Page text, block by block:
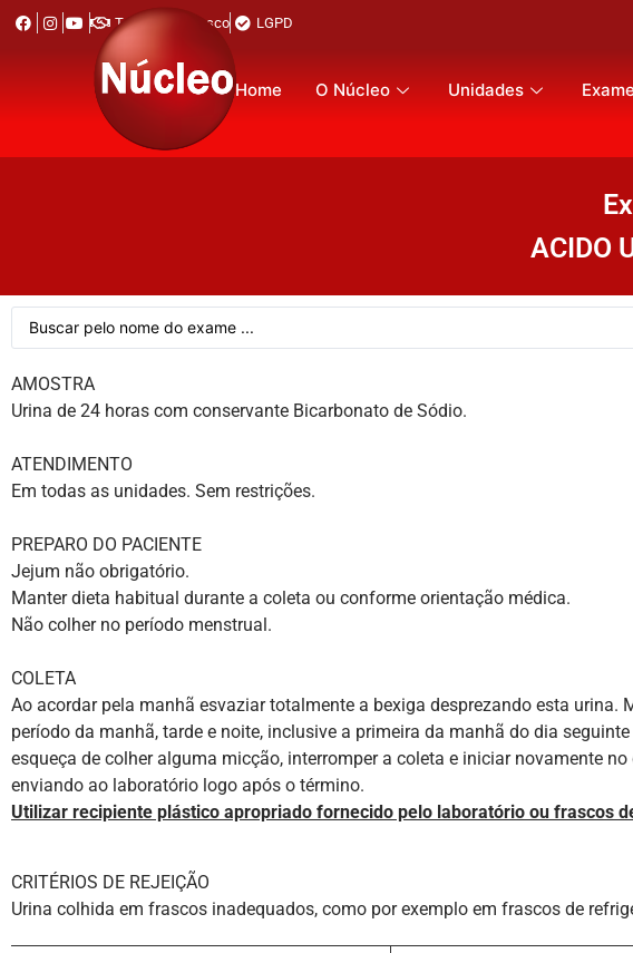
Trabalhe Conosco LGPD
Home O Núcleo Unidades
ACIDO
AMOSTRA
Urina de 24 horas com conservante Bicarbonato de Sódio.
ATENDIMENTO
Em todas as unidades. Sem restrições.
PREPARO DO PACIENTE
Jejum não obrigatório.
Manter dieta habitual durante a coleta ou conforme orientação médica.
Não colher no período menstrual.
COLETA
Ao acordar pela manhã esvaziar totalmente a bexiga desprezando esta
período da manhã, tarde e noite, inclusive a primeira da manhã do dia
esqueça de colher alguma micção, interromper a coleta e iniciar novamente
enviando ao laboratório logo após o término.
Utilizar recipiente plástico apropriado fornecido pelo laboratório ou frascos
CRITÉRIOS DE REJEIÇÃO
Urina colhida em frascos inadequados, como por exemplo em frascos de